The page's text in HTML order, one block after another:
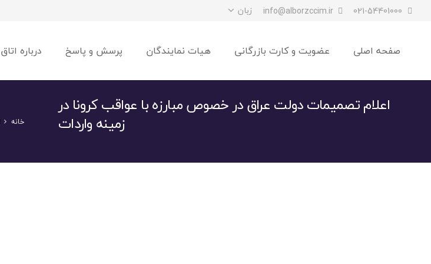
021-54401000
info@alborzccim.ir زبان
صفحه اصلی عضویت و کارت بازرگانی هیات نمایندگان پرسش و پاسخ درباره اتاق
اعلام تصمیمات دولت عراق در خصوص مبارزه با عواقب کرونا در
زمینه واردات خانه